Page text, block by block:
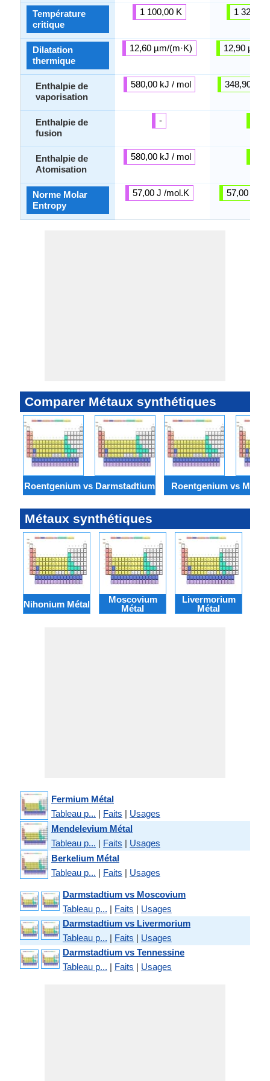
Température
critique
Dilatation
thermique
Enthalpie de
vaporisation
Enthalpie de
fusion
Enthalpie de
Atomisation
Norme Molar
Entropy
1 100,00 K
12,60 µm/(m·K)
580,00 kJ / mol
-
580,00 kJ / mol
57,00 J /mol.K
1 323,00
12,90 µm/
348,90 kJ
57,00 J /
Comparer Métaux synthétiques
Roentgenium vs Darmstadtium Roentgenium vs
Métaux synthétiques
Nihonium Métal
Moscovium
Métal
Livermorium
Métal
Fermium Métal
Tableau p... | Faits | Usages
Mendelevium Métal
Tableau p... | Faits | Usages
Berkelium Métal
Tableau p... | Faits | Usages
Darmstadtium vs Moscovium
Tableau p... | Faits | Usages
Darmstadtium vs Livermorium
Tableau p... | Faits | Usages
Darmstadtium vs Tennessine
Tableau p... | Faits | Usages